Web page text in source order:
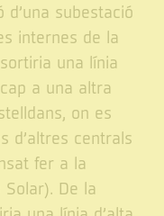
subestació
internes de la
una línia
a una altra
on es
d’altres centrals
fer a la
De la